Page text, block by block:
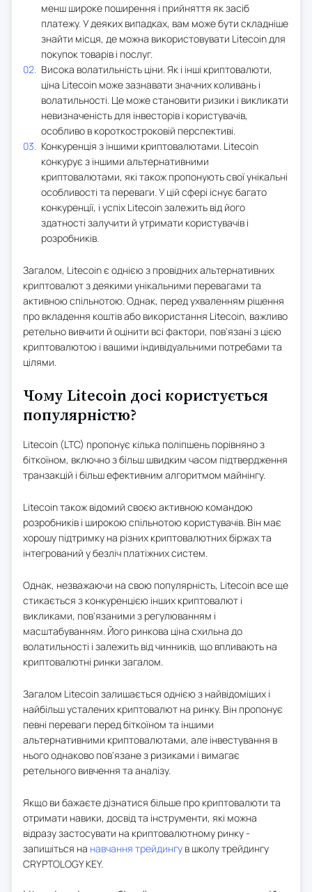
менш широке поширення і прийняття як засіб
платежу. У деяких випадках, вам може бути складніше
знайти місця, де можна використовувати Litecoin для
покупок товарів і послуг.
Висока волатильність ціни. Як і інші криптовалюти,
ціна Litecoin може зазнавати значних коливань і
волатильності. Це може становити ризики і викликати
невизначеність для інвесторів і користувачів,
особливо в короткостроковій перспективі.
Конкуренція з іншими криптовалютами. Litecoin
конкурує з іншими альтернативними
криптовалютами, які також пропонують свої унікальні
особливості та переваги. У цій сфері існує багато
конкуренції, і успіх Litecoin залежить від його
здатності залучити й утримати користувачів і
розробників.
Загалом, Litecoin є однією з провідних альтернативних
криптовалют з деякими унікальними перевагами та
активною спільнотою. Однак, перед ухваленням рішення
про вкладення коштів або використання Litecoin, важливо
ретельно вивчити й оцінити всі фактори, пов'язані з цією
криптовалютою і вашими індивідуальними потребами та
цілями.
Чому Litecoin досі користується
популярністю?
Litecoin (LTC) пропонує кілька поліпшень порівняно з
біткоїном, включно з більш швидким часом підтвердження
транзакцій і більш ефективним алгоритмом майнінгу.
Litecoin також відомий своєю активною командою
розробників і широкою спільнотою користувачів. Він має
хорошу підтримку на різних криптовалютних біржах та
інтегрований у безліч платіжних систем.
Однак, незважаючи на свою популярність, Litecoin все ще
стикається з конкуренцією інших криптовалют і
викликами, пов'язаними з регулюванням і
масштабуванням. Його ринкова ціна схильна до
волатильності і залежить від чинників, що впливають на
криптовалютні ринки загалом.
Загалом Litecoin залишається однією з найвідоміших і
найбільш усталених криптовалют на ринку. Він пропонує
певні переваги перед біткоїном та іншими
альтернативними криптовалютами, але інвестування в
нього однаково пов'язане з ризиками і вимагає
ретельного вивчення та аналізу.
Якщо ви бажаєте дізнатися більше про криптовалюти та
отримати навики, досвід та інструменти, які можна
відразу застосувати на криптовалютному ринку -
запишіться на навчання трейдингу в школу трейдингу
CRYPTOLOGY KEY.